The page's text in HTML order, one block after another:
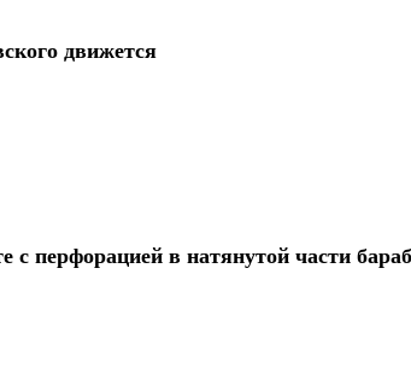
движется
перфорацией в натянутой части